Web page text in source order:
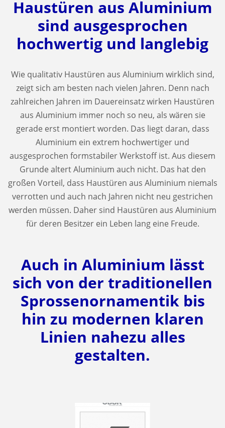
Haustüren aus Aluminium
sind ausgesprochen
hochwertig und langlebig
Wie qualitativ Haustüren aus Aluminium wirklich sind,
zeigt sich am besten nach vielen Jahren. Denn nach
zahlreichen Jahren im Dauereinsatz wirken Haustüren
aus Aluminium immer noch so neu, als wären sie
gerade erst montiert worden. Das liegt daran, dass
Aluminium ein extrem hochwertiger und
ausgesprochen formstabiler Werkstoff ist. Aus diesem
Grunde altert Aluminium auch nicht. Das hat den
großen Vorteil, dass Haustüren aus Aluminium niemals
verrotten und auch nach Jahren nicht neu gestrichen
werden müssen. Daher sind Haustüren aus Aluminium
für deren Besitzer ein Leben lang eine Freude.
Auch in Aluminium lässt
sich von der traditionellen
Sprossenornamentik bis
hin zu modernen klaren
Linien nahezu alles
gestalten.